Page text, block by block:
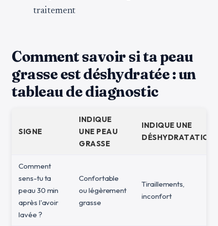
traitement
Comment savoir si ta peau
grasse est déshydratée : un
tableau de diagnostic
SIGNE
INDIQUE
UNE PEAU
GRASSE
INDIQUE UNE
DÉSHYDRATATION
Comment
sens-tu ta
peau 30 min
après l'avoir
lavée ?
Confortable
ou légèrement
grasse
Tiraillements,
inconfort